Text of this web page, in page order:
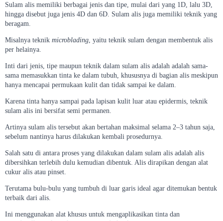
Sulam alis memiliki berbagai jenis dan tipe, mulai dari yang 1D, lalu 3D,
hingga disebut juga jenis 4D dan 6D. Sulam alis juga memiliki teknik yang
beragam.
Misalnya teknik microblading, yaitu teknik sulam dengan membentuk alis
per helainya.
Inti dari jenis, tipe maupun teknik dalam sulam alis adalah adalah sama-
sama memasukkan tinta ke dalam tubuh, khususnya di bagian alis meskipun
hanya mencapai permukaan kulit dan tidak sampai ke dalam.
Karena tinta hanya sampai pada lapisan kulit luar atau epidermis, teknik
sulam alis ini bersifat semi permanen.
Artinya sulam alis tersebut akan bertahan maksimal selama 2–3 tahun saja,
sebelum nantinya harus dilakukan kembali prosedurnya.
Salah satu di antara proses yang dilakukan dalam sulam alis adalah alis
dibersihkan terlebih dulu kemudian dibentuk. Alis dirapikan dengan alat
cukur alis atau pinset.
Terutama bulu-bulu yang tumbuh di luar garis ideal agar ditemukan bentuk
terbaik dari alis.
Ini menggunakan alat khusus untuk mengaplikasikan tinta dan